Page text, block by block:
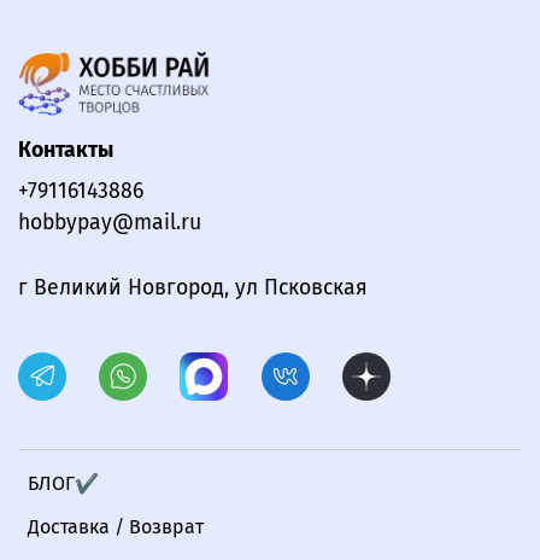
БЛОГ✔
Доставка / Возврат
Контакты
+79116143886
hobbypay@mail.ru
г Великий Новгород, ул Псковская